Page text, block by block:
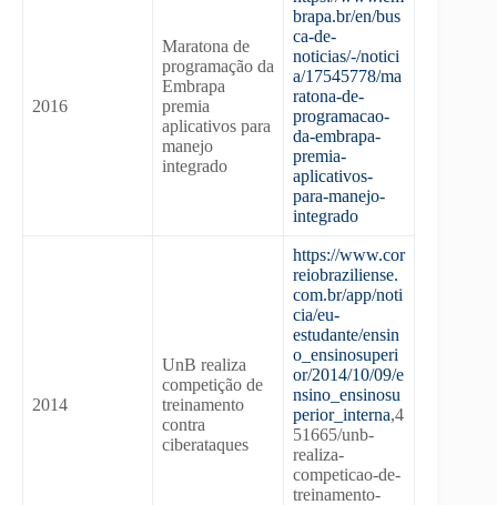
2016
Maratona de
programação da
Embrapa
premia
aplicativos para
manejo
integrado
brapa.br/en/bus
ca-de-
noticias/-/notici
a/17545778/ma
ratona-de-
programacao-
da-embrapa-
premia-
aplicativos-
para-manejo-
integrado
2014
UnB realiza
competição de
treinamento
contra
ciberataques
https://www.cor
reiobraziliense.
com.br/app/noti
cia/eu-
estudante/ensin
o_ensinosuperi
or/2014/10/09/e
nsino_ensinosu
perior_interna,4
51665/unb-
realiza-
competicao-de-
treinamento-